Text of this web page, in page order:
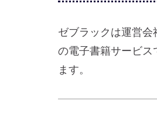
ゼブラックは運営
の電子書籍サービス
ます。